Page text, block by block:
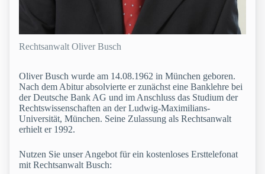
Rechtsanwalt Oliver Busch
Oliver Busch wurde am 14.08.1962 in München geboren.
Nach dem Abitur absolvierte er zunächst eine Banklehre bei
der Deutsche Bank AG und im Anschluss das Studium der
Rechtswissenschaften an der Ludwig-Maximilians-
Universität, München. Seine Zulassung als Rechtsanwalt
erhielt er 1992.
Nutzen Sie unser Angebot für ein kostenloses Ersttelefonat
mit Rechtsanwalt Busch: